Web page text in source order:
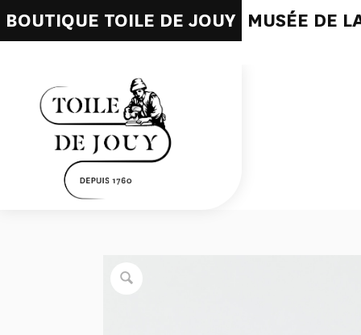
BOUTIQUE TOILE DE JOUY MUSÉE DE